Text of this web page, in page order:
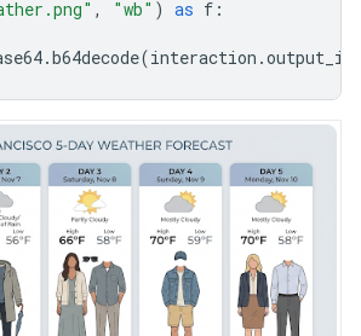
, "wb" ) as f :
.b64decode(interaction .